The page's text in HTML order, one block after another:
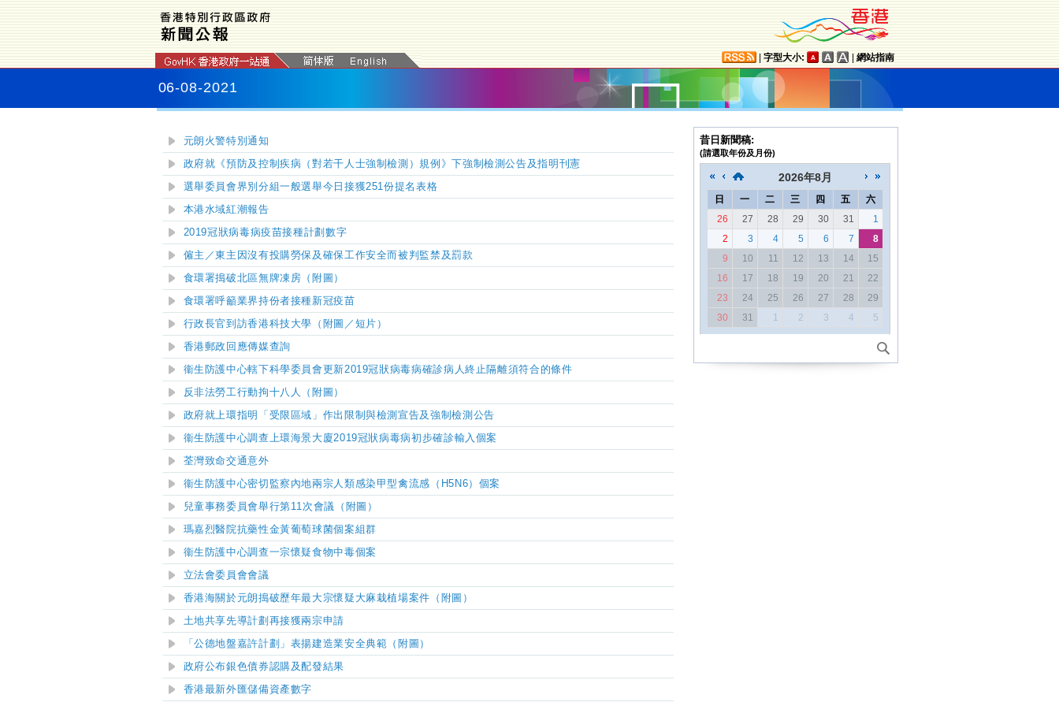
字型大小: 網站指南
06-08-2021
元朗火警特別通知
政府就《預防及控制疾病（對若干人士強制檢測）規例》下強制檢測公告及指明刊憲
選舉委員會界別分組一般選舉今日接獲251份提名表格
本港水域紅潮報告
2019冠狀病毒病疫苗接種計劃數字
僱主／東主因沒有投購勞保及確保工作安全而被判監禁及罰款
食環署搗破北區無牌凍房（附圖）
食環署呼籲業界持份者接種新冠疫苗
​行政長官到訪香港科技大學（附圖 ／短片 ）
香港郵政回應傳媒查詢
衞生防護中心轄下科學委員會更新2019冠狀病毒病確診病人終止隔離須符合的條件
反非法勞工行動拘十八人（附圖）
政府就上環指明「受限區域」作出限制與檢測宣告及強制檢測公告
衞生防護中心調查上環海景大廈2019冠狀病毒病初步確診輸入個案
荃灣致命交通意外
衞生防護中心密切監察內地兩宗人類感染甲型禽流感（H5N6）個案
兒童事務委員會舉行第11次會議（附圖）
瑪嘉烈醫院抗藥性金黃葡萄球菌個案組群
衞生防護中心調查一宗懷疑食物中毒個案
立法會委員會會議
香港海關於元朗搗破歷年最大宗懷疑大麻栽植場案件（附圖）
土地共享先導計劃 再接獲兩宗申請
「公德地盤嘉許計劃」表揚建造業安全典範（附圖）
政府公布銀色債券認購及配發結果
香港最新外匯儲備資產數字
昔日新聞稿:
(請選取年份及月份)
2026年8月
日 一 二 三 四 五
六
26
27 28 29 30 31
1
2
3 4 5 6 7
8
9
10 11 12 13 14
15
16
17 18 19 20 21
22
23
24 25 26 27 28
29
30
31 1 2 3 4 5